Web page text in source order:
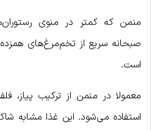
منمن که کمتر در منوی
صبحانه سریع از تخم‌مرغ‌های
است.
معمولا در منمن از ترکیب پیاز،
استفاده می‌شود. این غذا مشابه